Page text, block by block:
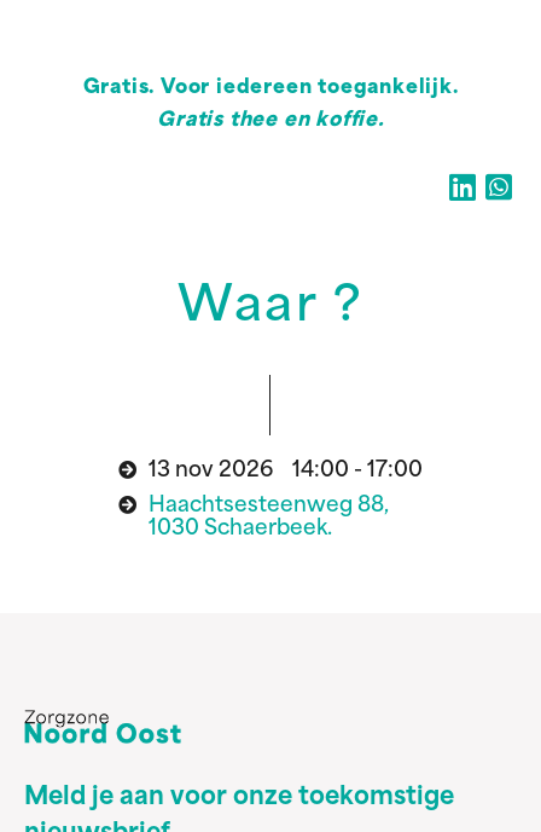
Gratis. Voor iedereen toegankelijk.
Gratis thee en koffie.
Waar ?
13 nov 2026 14:00 - 17:00
Haachtsesteenweg 88,
1030 Schaerbeek.
Meld je aan voor onze toekomstige